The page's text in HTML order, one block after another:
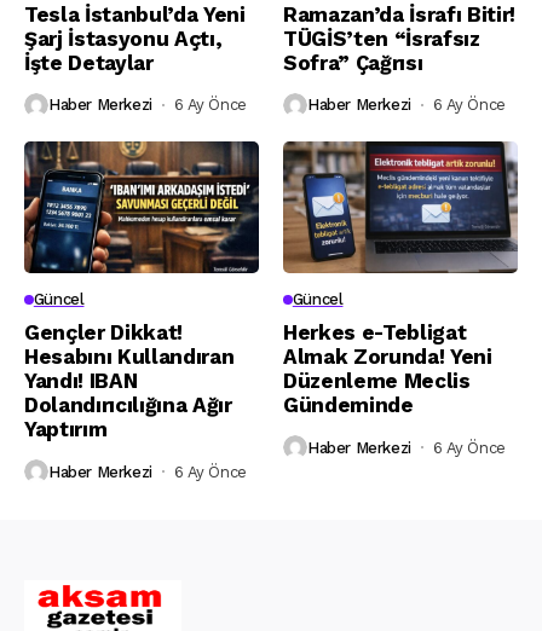
Tesla İstanbul’da Yeni
Şarj İstasyonu Açtı,
İşte Detaylar
Haber Merkezi 6 Ay Önce
Ramazan’da İsrafı Bitir!
TÜGİS’ten “İsrafsız
Sofra” Çağrısı
Haber Merkezi 6 Ay Önce
Güncel
Gençler Dikkat!
Hesabını Kullandıran
Yandı! IBAN
Dolandırıcılığına Ağır
Yaptırım
Haber Merkezi 6 Ay Önce
Güncel
Herkes e-Tebligat
Almak Zorunda! Yeni
Düzenleme Meclis
Gündeminde
Haber Merkezi 6 Ay Önce